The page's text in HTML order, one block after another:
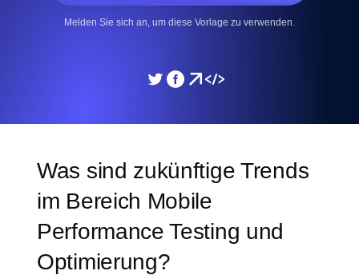
Melden Sie sich an, um diese Vorlage zu verwenden.
Was sind zukünftige Trends
im Bereich Mobile
Performance Testing und
Optimierung?